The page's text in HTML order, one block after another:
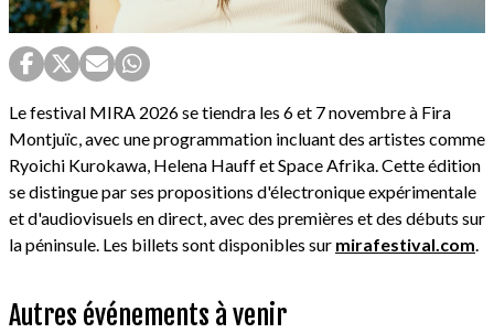
Le festival MIRA 2026 se tiendra les 6 et 7 novembre à Fira
Montjuïc, avec une programmation incluant des artistes comme
Ryoichi Kurokawa, Helena Hauff et Space Afrika. Cette édition
se distingue par ses propositions d'électronique expérimentale
et d'audiovisuels en direct, avec des premières et des débuts sur
la péninsule. Les billets sont disponibles sur mirafestival.com.
Autres événements à venir